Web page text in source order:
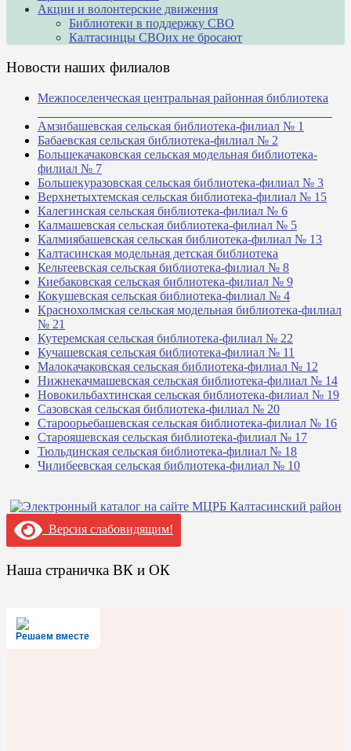
Акции и волонтерские движения
Библиотеки в поддержку СВО
Калтасинцы СВОих не бросают
Новости наших филиалов
Межпоселенческая центральная районная библиотека
Амзибашевская сельская библиотека-филиал № 1
Бабаевская сельская библиотека-филиал № 2
Большекачаковская сельская модельная библиотека-
филиал № 7
Большекуразовская сельская библиотека-филиал № 3
Верхнетыхтемская сельская библиотека-филиал № 15
Калегинская сельская библиотека-филиал № 6
Калмашевская сельская библиотека-филиал № 5
Калмиябашевская сельская библиотека-филиал № 13
Калтасинская модельная детская библиотека
Кельтеевская сельская библиотека-филиал № 8
Киебаковская сельская библиотека-филиал № 9
Кокушевская сельская библиотека-филиал № 4
Краснохолмская сельская модельная библиотека-филиал
№ 21
Кутеремская сельская библиотека-филиал № 22
Кучашевская сельская библиотека-филиал № 11
Малокачаковская сельская библиотека-филиал № 12
Нижнекачмашевская сельская библиотека-филиал № 14
Новокильбахтинская сельская библиотека-филиал № 19
Сазовская сельская библиотека-филиал № 20
Староорьебашевская сельская библиотека-филиал № 16
Старояшевская сельская библиотека-филиал № 17
Тюльдинская сельская библиотека-филиал № 18
Чилибеевская сельская библиотека-филиал № 10
Версия слабовидящим!
Наша страничка ВК и ОК
Решаем вместе